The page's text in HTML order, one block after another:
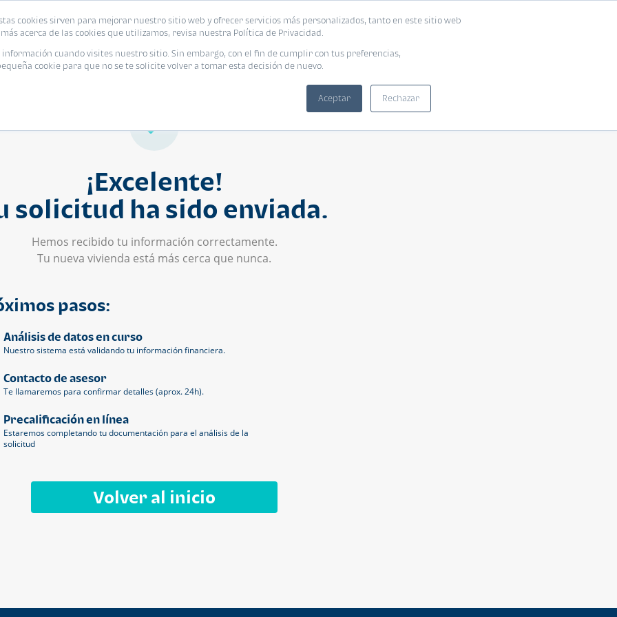
cookies sirven para mejorar nuestro sitio web y ofrecer servicios más personalizados, tanto en este sitio web
acerca de las cookies que utilizamos, revisa nuestra Política de Privacidad.
cuando visites nuestro sitio. Sin embargo, con el fin de cumplir con tus preferencias,
cookie para que no se te solicite volver a tomar esta decisión de nuevo.
Aceptar Rechazar
Eventos Promociones Blog Encuentra tu vivienda ideal
¡Excelente!
solicitud ha sido enviada.
Hemos recibido tu información correctamente.
Tu nueva vivienda está más cerca que nunca.
pasos:
Análisis de datos en curso
Nuestro sistema está validando tu información financiera.
Contacto de asesor
Te llamaremos para confirmar detalles (aprox. 24h).
Precalificación en línea
Estaremos completando tu documentación para el análisis de la
solicitud
Volver al inicio